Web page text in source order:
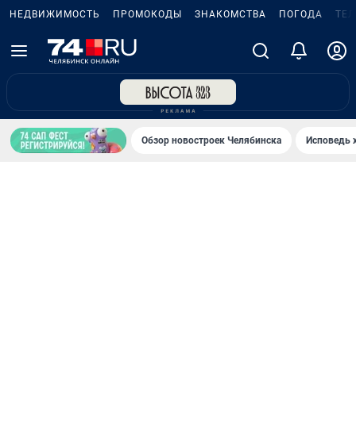
НЕДВИЖИМОСТЬ ПРОМОКОДЫ ЗНАКОМСТВА ПОГОДА
Обзор новостроек Челябинска Исповедь